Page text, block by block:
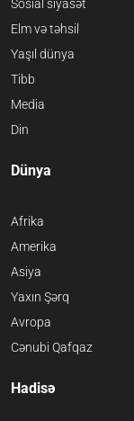
Sosial siyasət
Elm və təhsil
Yaşıl dünya
Tibb
Media
Din
Dünya
Afrika
Amerika
Asiya
Yaxın Şərq
Avropa
Cənubi Qafqaz
Hadisə